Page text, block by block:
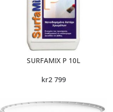
SURFAMIX P 10L
kr2 799